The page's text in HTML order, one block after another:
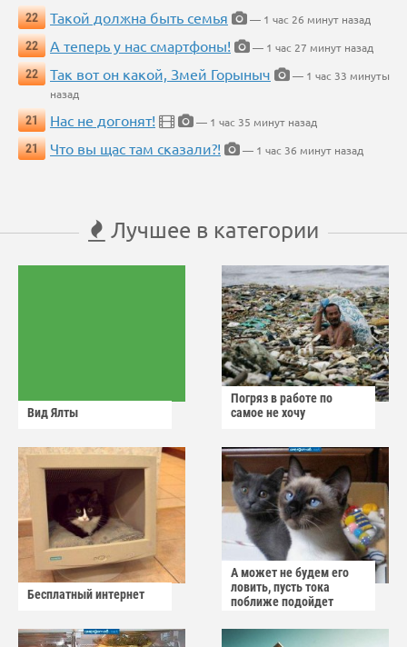
22
Такой должна быть семья
— 1 час 26 минут назад
22
А теперь у нас смартфоны!
— 1 час 27 минут назад
22
Так вот он какой, Змей Горыныч
— 1 час 33 минуты
назад
21
Нас не догонят!
— 1 час 35 минут назад
21
Что вы щас там сказали?! — 1 час 36 минут назад
Лучшее в категории
Вид Ялты
Погряз в работе по
самое не хочу
Бесплатный интернет
А может не будем его
ловить, пусть тока
поближе подойдет